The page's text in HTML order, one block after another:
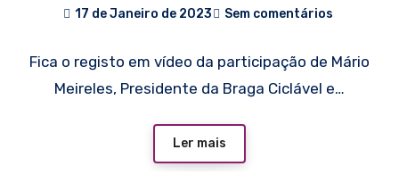
17 de Janeiro de 2023 Sem comentários
Fica o registo em vídeo da participação de Mário
Meireles, Presidente da Braga Ciclável e…
Ler mais